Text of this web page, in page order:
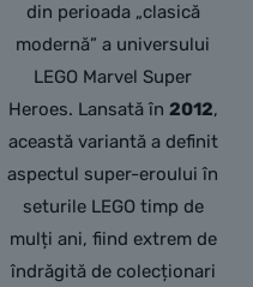
din perioada „clasică
modernă” a universului
LEGO Marvel Super
Heroes. Lansată în 2012,
această variantă a definit
aspectul super-eroului în
seturile LEGO timp de
mulți ani, fiind extrem de
îndrăgită de colecționari